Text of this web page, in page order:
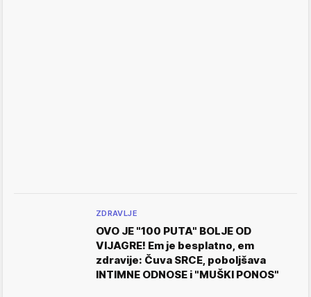
ZDRAVLJE
OVO JE "100 PUTA" BOLJE OD
VIJAGRE! Em je besplatno, em
zdravije: Čuva SRCE, poboljšava
INTIMNE ODNOSE i "MUŠKI PONOS"